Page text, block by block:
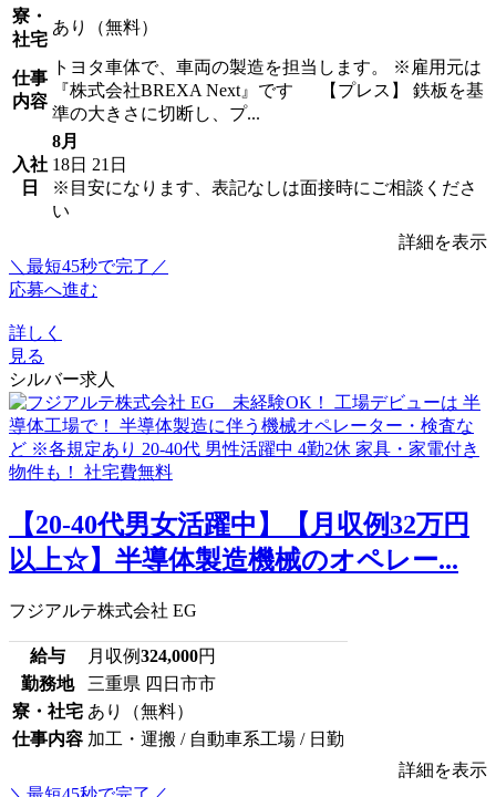
寮・
社宅
あり（無料）
仕事
内容
トヨタ車体で、車両の製造を担当します。 ※雇用元は
『株式会社BREXA Next』です 【プレス】 鉄板を基
準の大きさに切断し、プ...
入社
日
8月
18日 21日
※目安になります、表記なしは面接時にご相談くださ
い
詳細を表示
＼最短45秒で完了／
応募へ進む
詳しく
見る
シルバー求人
【20-40代男女活躍中】【月収例32万円
以上☆】半導体製造機械のオペレー...
フジアルテ株式会社 EG
給与 月収例324,000円
勤務地
三重県 四日市市
寮・社宅 あり（無料）
仕事内容 加工・運搬 / 自動車系工場 / 日勤
詳細を表示